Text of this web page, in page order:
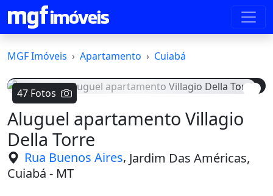
MGF Imóveis Apartamento Cuiabá
47 Fotos
Voltar
Aluguel apartamento Villagio
Della Torre
Rua Buenos Aires, Jardim Das Américas,
Cuiabá - MT